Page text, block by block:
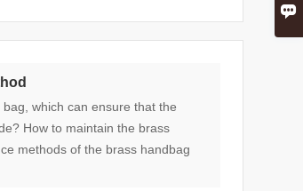

which can ensure that the
How to maintain the brass
methods of the brass handbag